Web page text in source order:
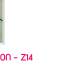
- Z14